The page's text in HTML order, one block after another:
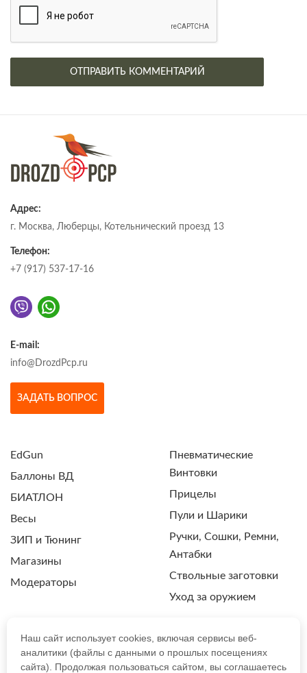
Адрес:
г. Москва, Люберцы, Котельнический проезд 13
Телефон:
+7 (917) 537-17-16
E-mail:
info@DrozdPcp.ru
ЗАДАТЬ ВОПРОС
EdGun
Баллоны ВД
БИАТЛОН
Весы
ЗИП и Тюнинг
Магазины
Модераторы
Пневматические
Винтовки
Прицелы
Пули и Шарики
Ручки, Сошки, Ремни,
Антабки
Ствольные заготовки
Уход за оружием
ПОЛИТИКА КОНФИДЕНЦИАЛЬНОСТИ
Наш сайт использует cookies, включая сервисы веб-
аналитики (файлы с данными о прошлых посещениях
сайта). Продолжая пользоваться сайтом, вы соглашаетесь